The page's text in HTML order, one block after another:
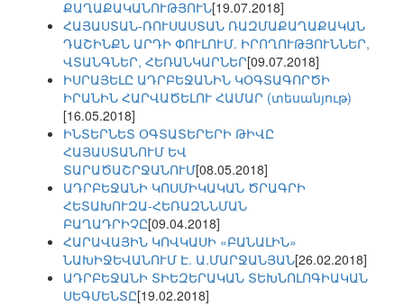
ՔԱՂԱՔԱԿԱՆՈՒԹՅՈՒՆ[19.07.2018]
ՀԱՅԱՍՏԱՆ-ՌՈՒՍԱՍՏԱՆ ՌԱԶՄԱՔԱՂԱՔԱԿԱՆ
ԴԱՇԻՆՔՆ ԱՐԴԻ ՓՈՒԼՈՒՄ. ԻՐՈՂՈՒԹՅՈՒՆՆԵՐ,
ՎՏԱՆԳՆԵՐ, ՀԵՌԱՆԿԱՐՆԵՐ[09.07.2018]
ԻՍՐԱՅԵԼԸ ԱԴՐԲԵՋԱՆԻՆ ԿՕԳՏԱԳՈՐԾԻ
ԻՐԱՆԻՆ ՀԱՐՎԱԾԵԼՈՒ ՀԱՄԱՐ (տեսանյութ)
[16.05.2018]
ԻՆՏԵՐՆԵՏ ՕԳՏԱՏԵՐԵՐԻ ԹԻՎԸ
ՀԱՅԱՍՏԱՆՈՒՄ ԵՎ
ՏԱՐԱԾԱՇՐՋԱՆՈՒՄ[08.05.2018]
ԱԴՐԲԵՋԱՆԻ ԿՈՍՄԻԿԱԿԱՆ ԾՐԱԳՐԻ
ՀԵՏԱԽՈՒԶԱ-ՀԵՌԱԶՆՆՄԱՆ
ԲԱՂԱԴՐԻՉԸ[09.04.2018]
ՀԱՐԱՎԱՅԻՆ ԿՈՎԿԱՍԻ «ԲԱՆԱԼԻՆ»
ՆԱԽԻՋԵՎԱՆՈՒՄ Է. Ա.ՄԱՐՋԱՆՅԱՆ[26.02.2018]
ԱԴՐԲԵՋԱՆԻ ՏԻԵԶԵՐԱԿԱՆ ՏԵԽՆՈԼՈԳԻԱԿԱՆ
ՍԵԳՄԵՆՏԸ[19.02.2018]